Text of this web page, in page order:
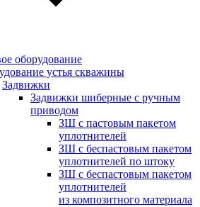
оборудование
устья скважины
Задвижки
Задвижки шиберные с ручным
приводом
ЗШ с пастовым пакетом
уплотнителей
ЗШ с беспастовым пакетом
уплотнителей по штоку
ЗШ с беспастовым пакетом
уплотнителей
из композитного материала